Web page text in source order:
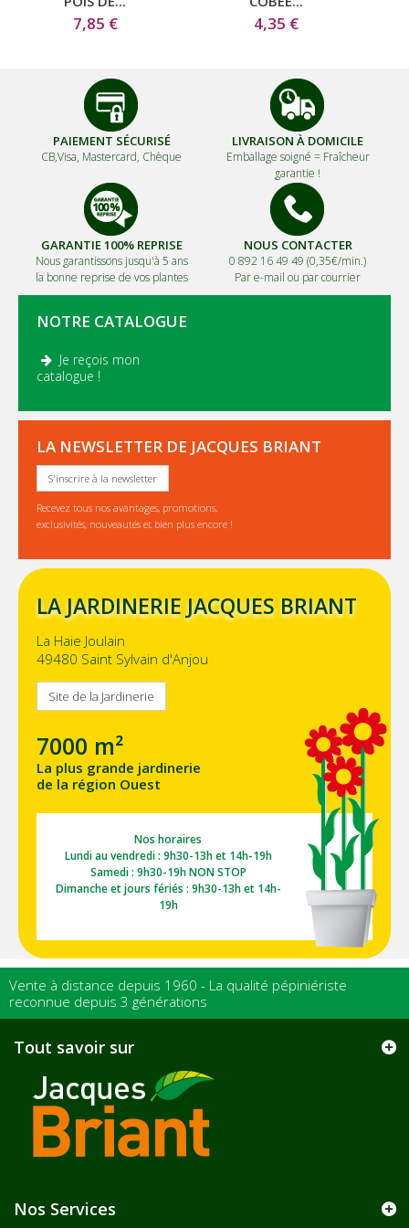
7,85 € 4,35 €
PAIEMENT SÉCURISÉ
CB,Visa, Mastercard, Chèque
LIVRAISON À DOMICILE
Emballage soigné = Fraîcheur
garantie !
GARANTIE 100% REPRISE
Nous garantissons jusqu'à 5 ans
la bonne reprise de vos plantes
NOUS CONTACTER
0 892 16 49 49 (0,35€/min.)
Par e-mail ou par courrier
NOTRE CATALOGUE
Je reçois mon
catalogue !
LA NEWSLETTER DE JACQUES BRIANT
S'inscrire à la newsletter
Recevez tous nos avantages, promotions,
exclusivités, nouveautés et bien plus encore !
LA JARDINERIE JACQUES BRIANT
La Haie Joulain
49480 Saint Sylvain d'Anjou
Site de la Jardinerie
7000 m²
La plus grande jardinerie
de la région Ouest
Nos horaires
Lundi au vendredi : 9h30-13h et 14h-19h
Samedi : 9h30-19h NON STOP
Dimanche et jours fériés : 9h30-13h et 14h-
19h
Vente à distance depuis 1960 - La qualité pépiniériste
reconnue depuis 3 générations
Tout savoir sur
Nos Services